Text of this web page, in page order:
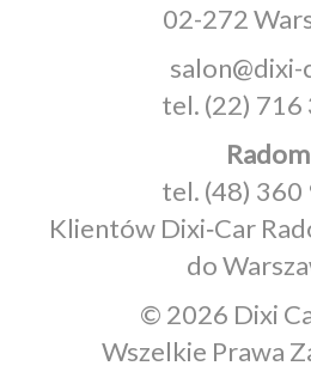
02-272
salon@dixi-
tel. (22) 716
Radom
tel. (48) 360
Klientów Dixi‑Car
do
© 2026 Dixi
Wszelkie Prawa